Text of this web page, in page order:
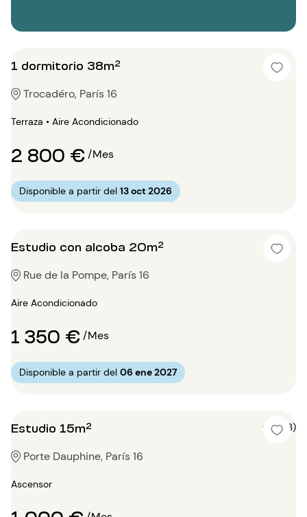
1 dormitorio 38m²
Trocadéro, París 16
Terraza • Aire Acondicionado
2 800 €/Mes
Disponible a partir del 13 oct 2026
Estudio con alcoba 20m²
Rue de la Pompe, París 16
Aire Acondicionado
1 350 €/Mes
Disponible a partir del 06 ene 2027
Estudio 15m² 5 (3)
Porte Dauphine, París 16
Ascensor